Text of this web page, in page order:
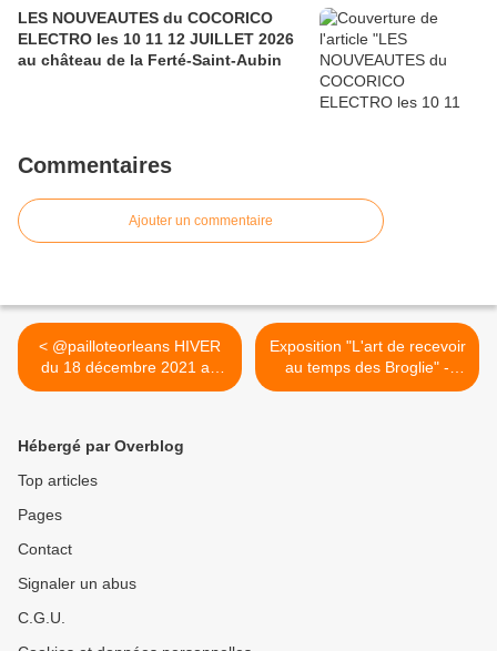
LES NOUVEAUTES du COCORICO
ELECTRO les 10 11 12 JUILLET 2026
au château de la Ferté-Saint-Aubin
Commentaires
Ajouter un commentaire
< @pailloteorleans HIVER
du 18 décembre 2021 au
2...
Exposition "L'art de recevoir
au temps des Broglie" -
Château de Chaumont-sur-
Hébergé par Overblog
Top articles
Pages
Contact
Signaler un abus
C.G.U.